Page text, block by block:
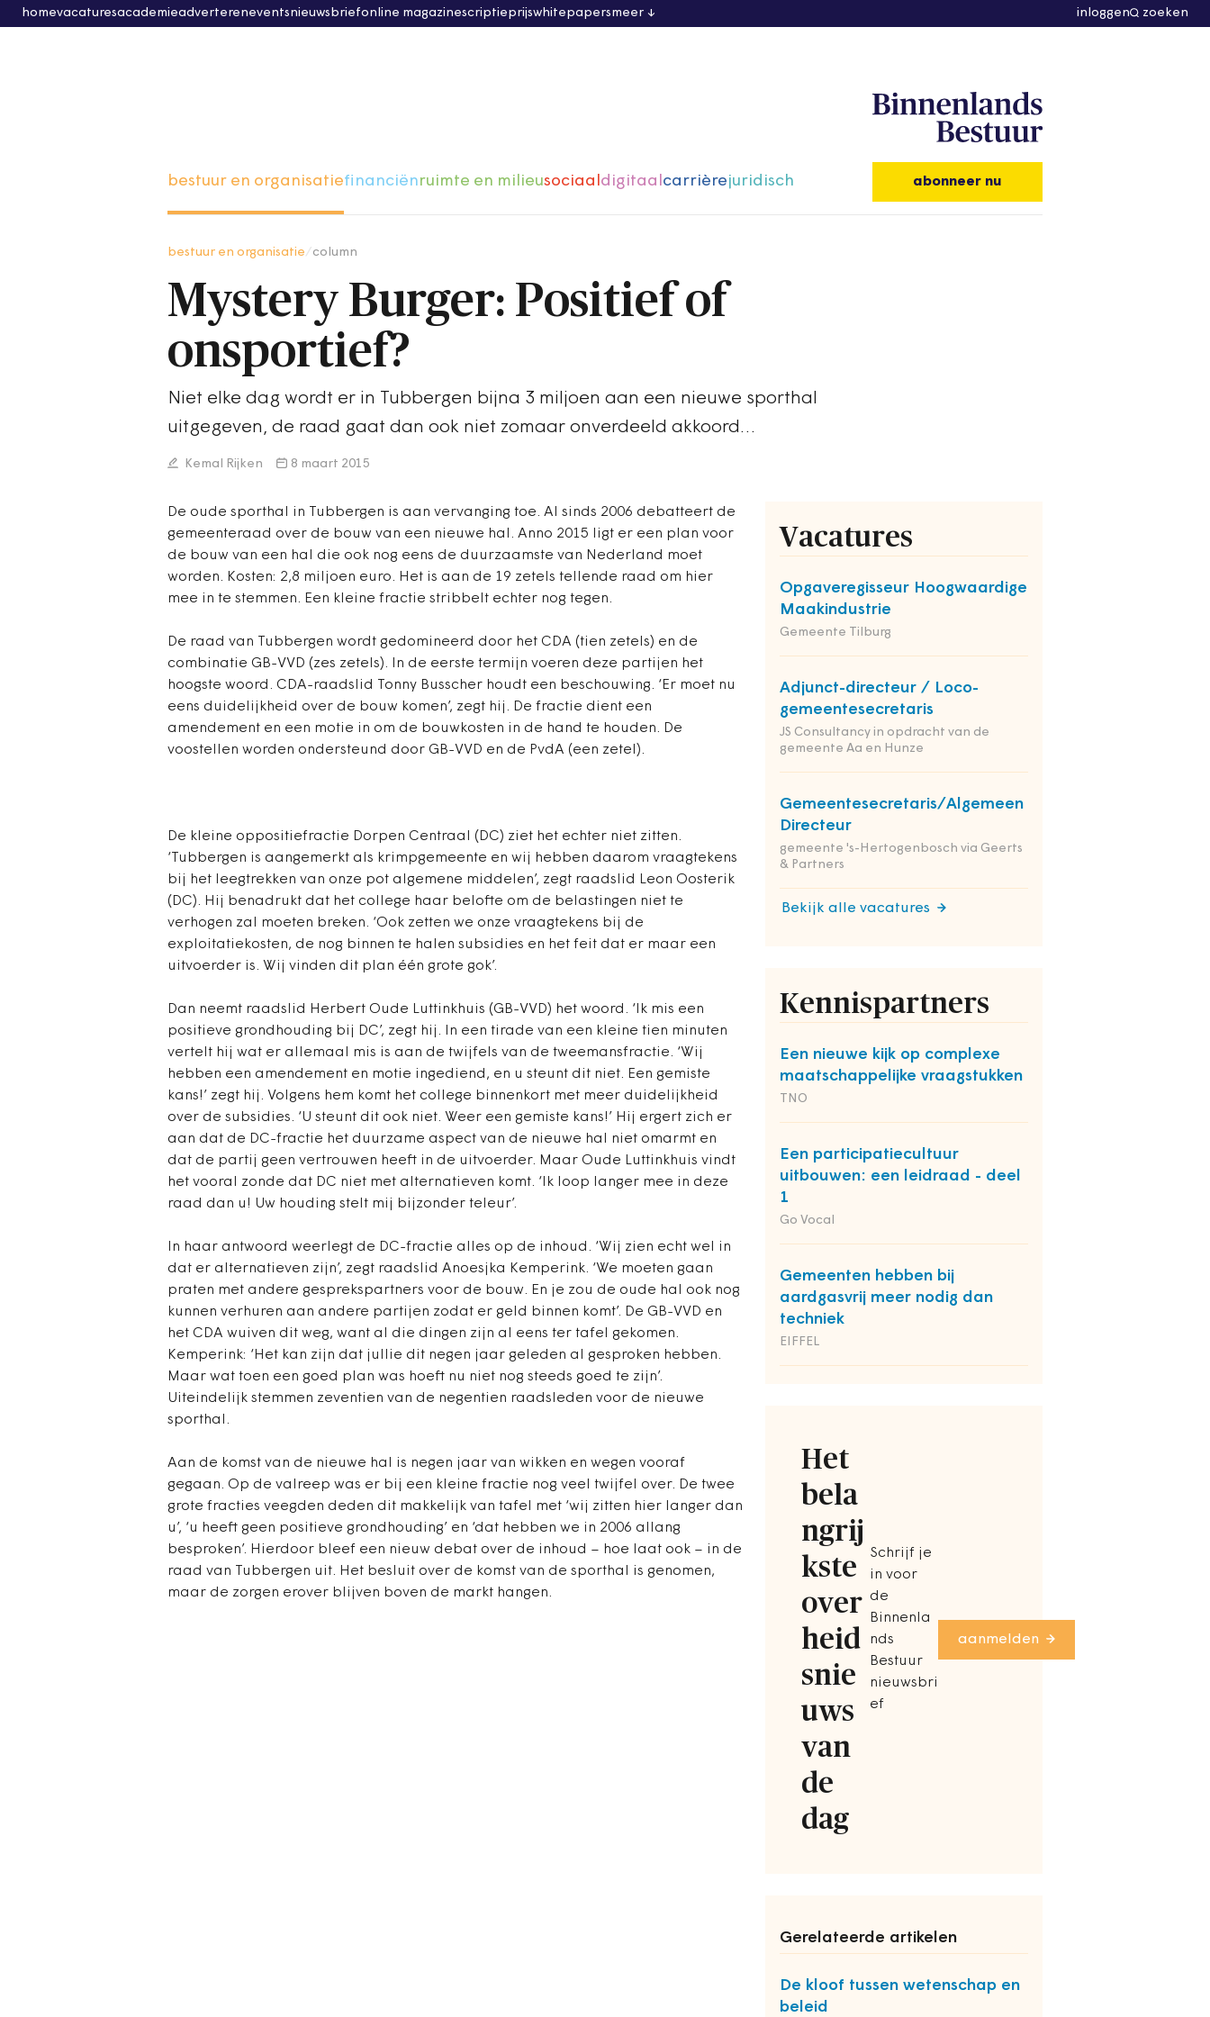
homevacaturesacademieadvertereneventsnieuwsbriefonline magazinescriptieprijswhitepapersmeer inloggen zoeken
bestuur en organisatiefinanciënruimte en milieusociaaldigitaalcarrièrejuridisch abonneer nu
bestuur en organisatie column
Mystery Burger: Positief of
onsportief?
Niet elke dag wordt er in Tubbergen bijna 3 miljoen aan een nieuwe sporthal
uitgegeven, de raad gaat dan ook niet zomaar onverdeeld akkoord…
Kemal Rijken 8 maart 2015
De oude sporthal in Tubbergen is aan vervanging toe. Al sinds 2006 debatteert de
gemeenteraad over de bouw van een nieuwe hal. Anno 2015 ligt er een plan voor
de bouw van een hal die ook nog eens de duurzaamste van Nederland moet
worden. Kosten: 2,8 miljoen euro. Het is aan de 19 zetels tellende raad om hier
mee in te stemmen. Een kleine fractie stribbelt echter nog tegen.
De raad van Tubbergen wordt gedomineerd door het CDA (tien zetels) en de
combinatie GB-VVD (zes zetels). In de eerste termijn voeren deze partijen het
hoogste woord. CDA-raadslid Tonny Busscher houdt een beschouwing. ‘Er moet nu
eens duidelijkheid over de bouw komen’, zegt hij. De fractie dient een
amendement en een motie in om de bouwkosten in de hand te houden. De
voostellen worden ondersteund door GB-VVD en de PvdA (een zetel).
Vacatures
Opgaveregisseur Hoogwaardige
Maakindustrie
Gemeente Tilburg
Adjunct-directeur / Loco-
gemeentesecretaris
JS Consultancy in opdracht van de
gemeente Aa en Hunze
Gemeentesecretaris/Algemeen
Directeur
gemeente 's-Hertogenbosch via Geerts
& Partners
Bekijk alle vacatures
Kennispartners
Een nieuwe kijk op complexe
maatschappelijke vraagstukken
TNO
Een participatiecultuur
uitbouwen: een leidraad - deel
1
Go Vocal
Gemeenten hebben bij
aardgasvrij meer nodig dan
techniek
EIFFEL
Het
bela
ngrij
kste
over
heid
snie
uws
van
de
dag
Schrijf je
in voor
de
Binnenla
nds
Bestuur
nieuwsbri
ef
aanmelden
Gerelateerde artikelen
De kloof tussen wetenschap en
beleid
De kleine oppositiefractie Dorpen Centraal (DC) ziet het echter niet zitten.
‘Tubbergen is aangemerkt als krimpgemeente en wij hebben daarom vraagtekens
bij het leegtrekken van onze pot algemene middelen’, zegt raadslid Leon Oosterik
(DC). Hij benadrukt dat het college haar belofte om de belastingen niet te
verhogen zal moeten breken. ‘Ook zetten we onze vraagtekens bij de
exploitatiekosten, de nog binnen te halen subsidies en het feit dat er maar een
uitvoerder is. Wij vinden dit plan één grote gok’.
Dan neemt raadslid Herbert Oude Luttinkhuis (GB-VVD) het woord. ‘Ik mis een
positieve grondhouding bij DC’, zegt hij. In een tirade van een kleine tien minuten
vertelt hij wat er allemaal mis is aan de twijfels van de tweemansfractie. ‘Wij
hebben een amendement en motie ingediend, en u steunt dit niet. Een gemiste
kans!’ zegt hij. Volgens hem komt het college binnenkort met meer duidelijkheid
over de subsidies. ‘U steunt dit ook niet. Weer een gemiste kans!’ Hij ergert zich er
aan dat de DC-fractie het duurzame aspect van de nieuwe hal niet omarmt en
dat de partij geen vertrouwen heeft in de uitvoerder. Maar Oude Luttinkhuis vindt
het vooral zonde dat DC niet met alternatieven komt. ‘Ik loop langer mee in deze
raad dan u! Uw houding stelt mij bijzonder teleur’.
In haar antwoord weerlegt de DC-fractie alles op de inhoud. ‘Wij zien echt wel in
dat er alternatieven zijn’, zegt raadslid Anoesjka Kemperink. ‘We moeten gaan
praten met andere gesprekspartners voor de bouw. En je zou de oude hal ook nog
kunnen verhuren aan andere partijen zodat er geld binnen komt’. De GB-VVD en
het CDA wuiven dit weg, want al die dingen zijn al eens ter tafel gekomen.
Kemperink: ‘Het kan zijn dat jullie dit negen jaar geleden al gesproken hebben.
Maar wat toen een goed plan was hoeft nu niet nog steeds goed te zijn’.
Uiteindelijk stemmen zeventien van de negentien raadsleden voor de nieuwe
sporthal.
Aan de komst van de nieuwe hal is negen jaar van wikken en wegen vooraf
gegaan. Op de valreep was er bij een kleine fractie nog veel twijfel over. De twee
grote fracties veegden deden dit makkelijk van tafel met ‘wij zitten hier langer dan
u’, ‘u heeft geen positieve grondhouding’ en ‘dat hebben we in 2006 allang
besproken’. Hierdoor bleef een nieuw debat over de inhoud – hoe laat ook – in de
raad van Tubbergen uit. Het besluit over de komst van de sporthal is genomen,
maar de zorgen erover blijven boven de markt hangen.